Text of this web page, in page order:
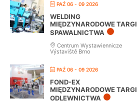
PAŹ 06 - 09 2026
WELDING
MIĘDZYNARODOWE TARGI
SPAWALNICTWA
Centrum Wystawiennicze
Výstaviště Brno
PAŹ 06 - 09 2026
FOND-EX
MIĘDZYNARODOWE TARGI
ODLEWNICTWA